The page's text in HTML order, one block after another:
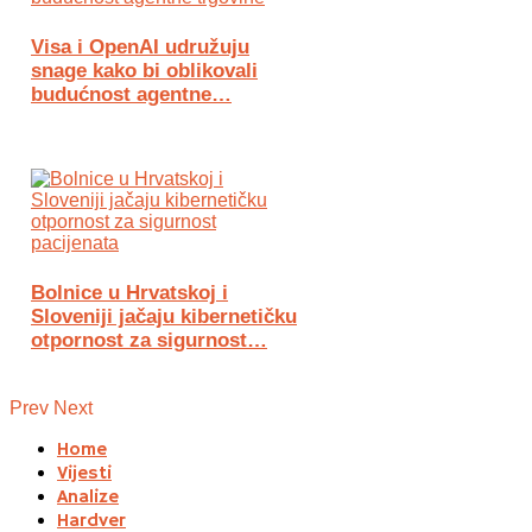
Visa i OpenAI udružuju
snage kako bi oblikovali
budućnost agentne…
Bolnice u Hrvatskoj i
Sloveniji jačaju kibernetičku
otpornost za sigurnost…
Prev Next
Home
Vijesti
Analize
Hardver